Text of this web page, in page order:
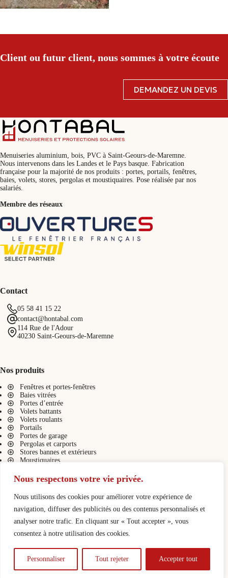
Nous respectons votre vie privée.
Nous utilisons des cookies pour améliorer votre expérience de
navigation, diffuser des publicités ou des contenus personnalisés et
analyser notre trafic. En cliquant sur « Tout accepter », vous
consentez à notre utilisation des cookies.
Personnaliser Tout rejeter Accepter tout
Client ou futur client, nous sommes à votre écoute
DEMANDEZ UN DEVIS
Menuiseries aluminium, bois, PVC à Saint-Geours-de-Maremne.
Nous intervenons dans les Landes et le Pays basque. Fabrication
française pour la majorité de nos produits : portes, portails, fenêtres,
baies, volets, stores, pergolas et moustiquaires. Pose réalisée par nos
salariés.
Membre des réseaux
Contact
05 58 41 15 22
contact@hontabal.com
114 Rue de l'Adour
40230 Saint-Geours-de-Maremne
Nos produits
Fenêtres et portes-fenêtres
Baies vitrées
Portes d’entrée
Volets battants
Volets roulants
Portails
Portes de garage
Pergolas et carports
Stores bannes et extérieurs
Moustiquaires
Présentation
Contact
Demande de devis
Tous droits réservés Hontabal -Mentions légales
Politique de
confidentialité et des cookies-Création du site webBe Com’